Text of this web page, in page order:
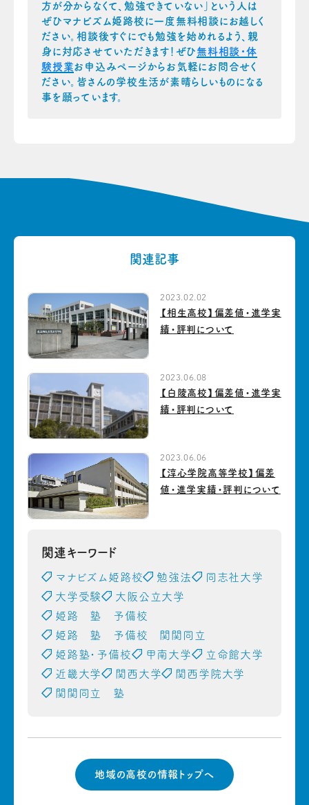
方が分からなくて、勉強できていない」という人は
ぜひマナビズム姫路校に一度無料相談にお越しく
ださい。相談後すぐにでも勉強を始めれるよう、親
身に対応させていただきます！ぜひ 無料相談・体
験授業お申込みページからお気軽にお問合せく
ださい。皆さんの学校生活が素晴らしいものになる
事を願っています。
関連記事
2023.02.02
【相生高校】偏差値・進学実
績・評判について
2023.06.08
【白陵高校】偏差値・進学実
績・評判について
2023.06.06
【淳心学院高等学校】偏差
値・進学実績・評判について
関連キーワード
マナビズム姫路校 勉強法
同志社大学
大学受験
大阪公立大学
姫路 塾 予備校
姫路 塾 予備校 関関同立
姫路塾・予備校
甲南大学
立命館大学
近畿大学
関西大学
関西学院大学
関関同立 塾
地域の高校の情報トップへ